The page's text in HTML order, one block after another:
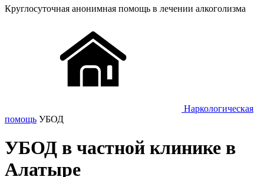
Круглосуточная анонимная помощь в лечении алкоголизма
Наркологическая
помощь УБОД
УБОД в частной клинике в
Алатыре